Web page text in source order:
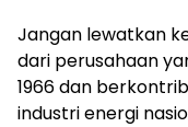
Jangan lewatkan
dari perusahaan
1966 dan
industri energi